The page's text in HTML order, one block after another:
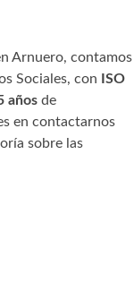
Arnuero, contamos
Sociales, con
ISO
años de
en contactarnos
sobre las